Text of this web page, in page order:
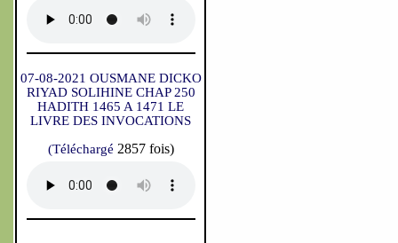
07-08-2021 OUSMANE DICKO
RIYAD SOLIHINE CHAP 250
HADITH 1465 A 1471 LE
LIVRE DES INVOCATIONS
(Téléchargé 2857 fois)